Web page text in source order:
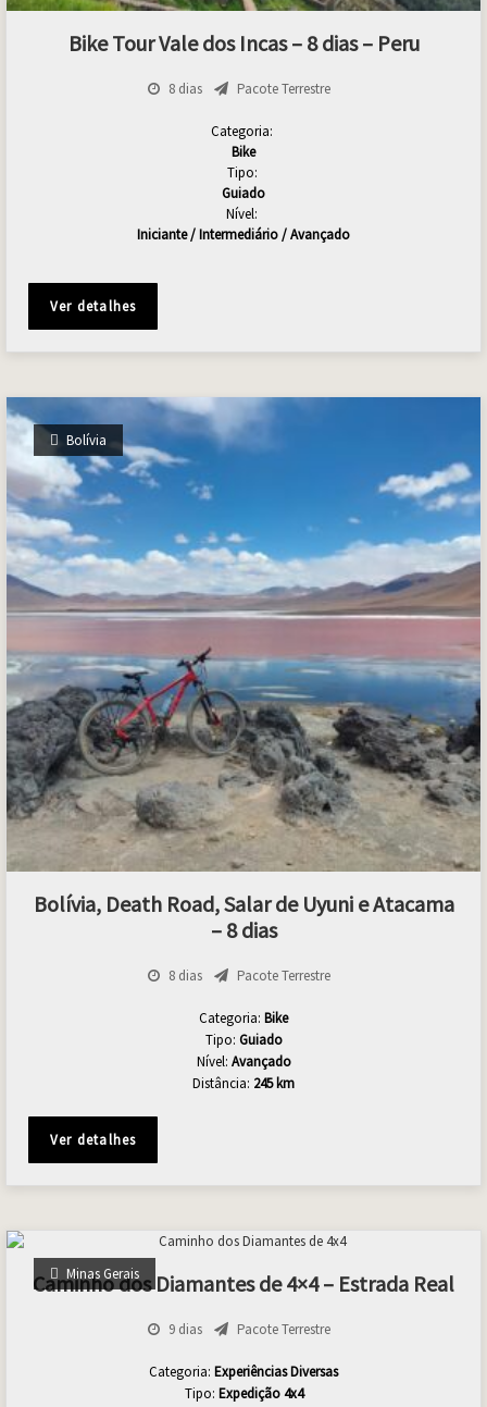
Bike Tour Vale dos Incas – 8 dias – Peru
8 dias Pacote Terrestre
Categoria:
Bike
Tipo:
Guiado
Nível:
Iniciante / Intermediário / Avançado
Ver detalhes
Bolívia
Bolívia, Death Road, Salar de Uyuni e Atacama
– 8 dias
8 dias Pacote Terrestre
Categoria: Bike
Tipo: Guiado
Nível: Avançado
Distância: 245 km
Ver detalhes
Minas Gerais
Caminho dos Diamantes de 4×4 – Estrada Real
9 dias Pacote Terrestre
Categoria: Experiências Diversas
Tipo: Expedição 4x4